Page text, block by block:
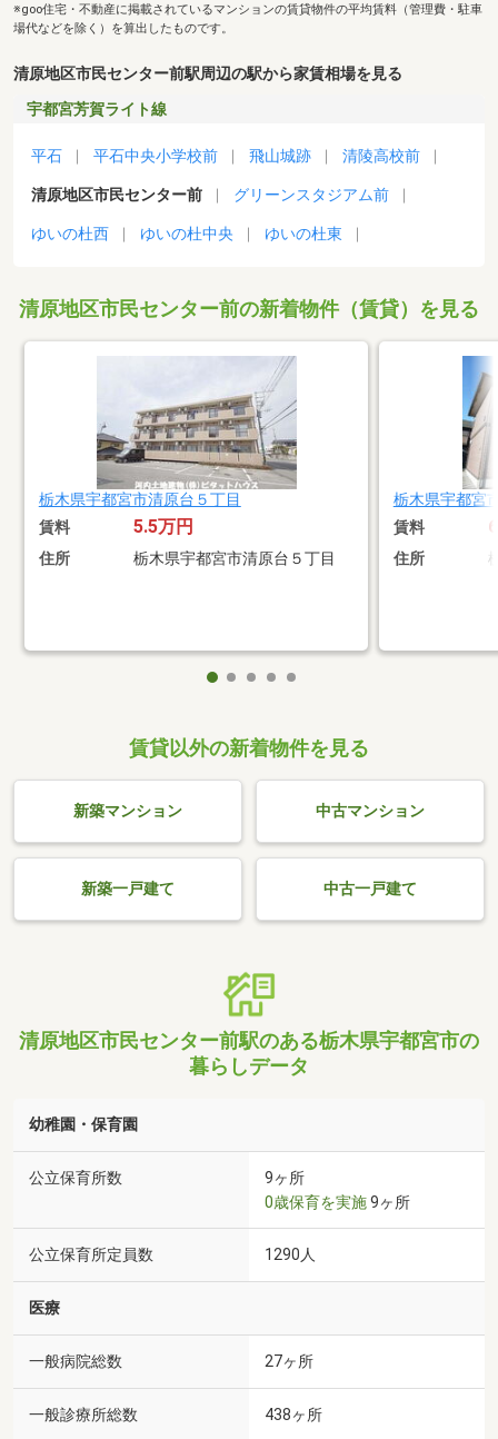
※goo住宅・不動産に掲載されているマンションの賃貸物件の平均賃料（管理費・駐車
場代などを除く）を算出したものです。
清原地区市民センター前駅周辺の駅から家賃相場を見る
宇都宮芳賀ライト線
平石 平石中央小学校前 飛山城跡 清陵高校前
清原地区市民センター前 グリーンスタジアム前
ゆいの杜西 ゆいの杜中央 ゆいの杜東
清原地区市民センター前の新着物件（賃貸）を見る
栃木県宇都宮市清原台５丁目
賃料 5.5万円
住所 栃木県宇都宮市清原台５丁目
栃木県宇都宮
賃料
住所
賃貸以外の新着物件を見る
新築マンション 中古マンション
新築一戸建て 中古一戸建て
清原地区市民センター前駅のある栃木県宇都宮市の
暮らしデータ
幼稚園・保育園
公立保育所数
9ヶ所
0歳保育を実施9ヶ所
公立保育所定員数 1290人
医療
一般病院総数 27ヶ所
一般診療所総数 438ヶ所